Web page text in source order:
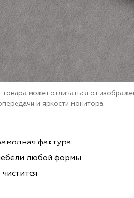
товара может отличаться от
и яркости монитора.
фактура
любой формы
чистится